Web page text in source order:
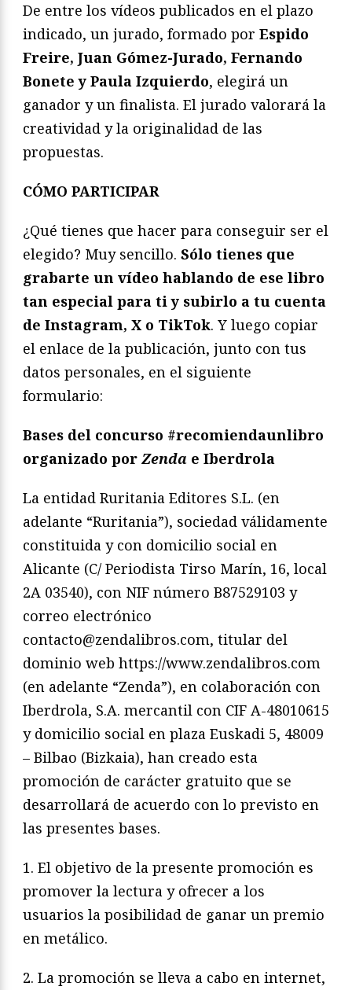
De entre los vídeos publicados en el plazo
indicado, un jurado, formado por Espido
Freire, Juan Gómez-Jurado, Fernando
Bonete y Paula Izquierdo, elegirá un
ganador y un finalista. El jurado valorará la
creatividad y la originalidad de las
propuestas.
CÓMO PARTICIPAR
¿Qué tienes que hacer para conseguir ser el
elegido? Muy sencillo. Sólo tienes que
grabarte un vídeo hablando de ese libro
tan especial para ti y subirlo a tu cuenta
de Instagram, X o TikTok. Y luego copiar
el enlace de la publicación, junto con tus
datos personales, en el siguiente
formulario:
Bases del concurso #recomiendaunlibro
organizado por Zenda e Iberdrola
La entidad Ruritania Editores S.L. (en
adelante “Ruritania”), sociedad válidamente
constituida y con domicilio social en
Alicante (C/ Periodista Tirso Marín, 16, local
2A 03540), con NIF número B87529103 y
correo electrónico
contacto@zendalibros.com, titular del
dominio web https://www.zendalibros.com
(en adelante “Zenda”), en colaboración con
Iberdrola, S.A. mercantil con CIF A-48010615
y domicilio social en plaza Euskadi 5, 48009
– Bilbao (Bizkaia), han creado esta
promoción de carácter gratuito que se
desarrollará de acuerdo con lo previsto en
las presentes bases.
1. El objetivo de la presente promoción es
promover la lectura y ofrecer a los
usuarios la posibilidad de ganar un premio
en metálico.
2. La promoción se lleva a cabo en internet,